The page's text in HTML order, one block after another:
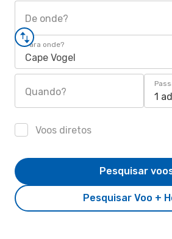
De onde?
Para onde?
Cape Vogel
Quando? 1
Voos diretos
Pesquisar Voo +
Pesquisar